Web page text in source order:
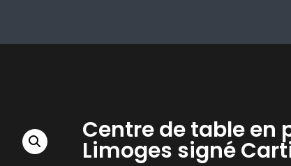
Centre de table en
Limoges signé